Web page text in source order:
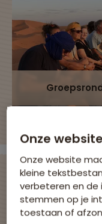
Onze
Onze website
kleine
verbeteren en
stemmen op je
toestaan of